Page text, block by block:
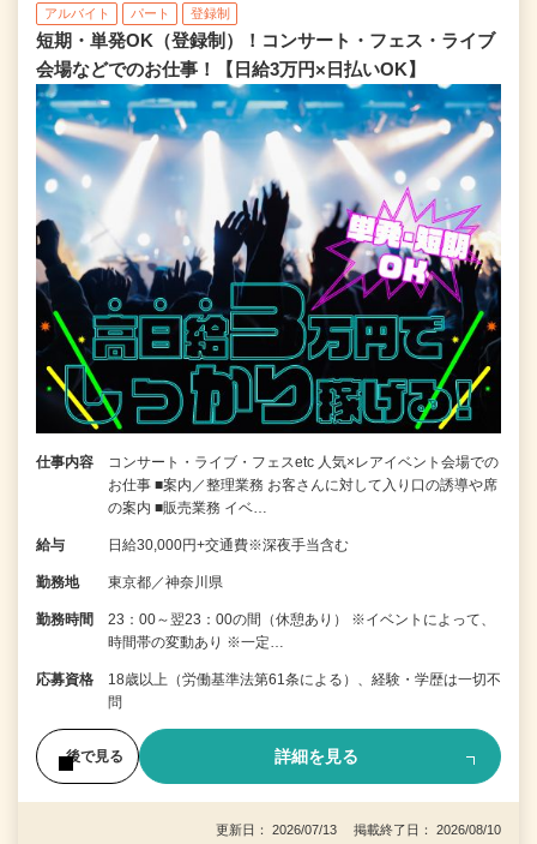
アルバイト パート 登録制
短期・単発OK（登録制）！コンサート・フェス・ライブ
会場などでのお仕事！【日給3万円×日払いOK】
仕事内容
コンサート・ライブ・フェスetc 人気×レアイベント会場での
お仕事 ■案内／整理業務 お客さんに対して入り口の誘導や席
の案内 ■販売業務 イベ…
給与 日給30,000円+交通費※深夜手当含む
勤務地 東京都／神奈川県
勤務時間
23：00～翌23：00の間（休憩あり） ※イベントによって、
時間帯の変動あり ※一定…
応募資格
18歳以上（労働基準法第61条による）、経験・学歴は一切不
問
後で見る 詳細を見る
更新日： 2026/07/13 掲載終了日： 2026/08/10